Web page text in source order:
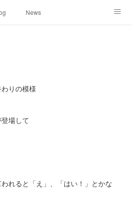
News
りの模様
場して
れると「え」、「はい！」とかな